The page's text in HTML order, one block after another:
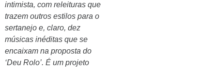
intimista, com releituras que
trazem outros estilos para o
sertanejo e, claro, dez
músicas inéditas que se
encaixam na proposta do
‘Deu Rolo’. É um projeto